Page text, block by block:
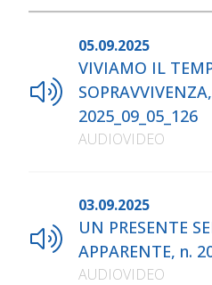
05.09.2025
VIVIAMO IL
2025_09_05_126
AUDIOVIDEO
03.09.2025
UN PRESENTE
APPARENTE, n.
AUDIOVIDEO